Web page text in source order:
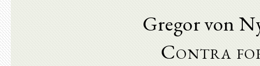
Gregor von
Contra